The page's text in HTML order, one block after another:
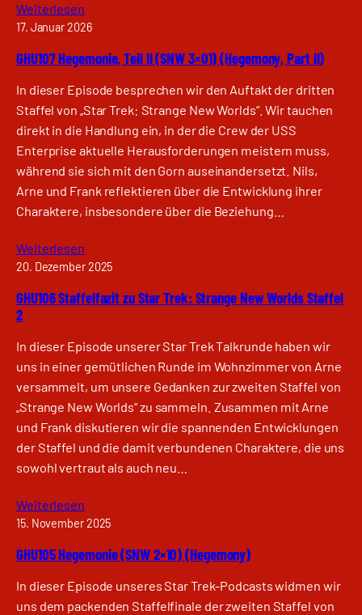
Weiterlesen
17. Januar 2026
GHU107 Hegemonie, Teil II (SNW 3×01) (Hegemony, Part II)
In dieser Episode besprechen wir den Auftakt der dritten
Staffel von „Star Trek: Strange New Worlds“. Wir tauchen
direkt in die Handlung ein, in der die Crew der USS
Enterprise aktuelle Herausforderungen meistern muss,
während sie sich mit den Gorn auseinandersetzt. Nils,
Arne und Frank reflektieren über die Entwicklung ihrer
Charaktere, insbesondere über die Beziehung…
Weiterlesen
20. Dezember 2025
GHU106 Staffelfazit zu Star Trek: Strange New Worlds Staffel
2
In dieser Episode unserer Star Trek Talkrunde haben wir
uns in einer gemütlichen Runde im Wohnzimmer von Arne
versammelt, um unsere Gedanken zur zweiten Staffel von
„Strange New Worlds“ zu sammeln. Zusammen mit Arne
und Frank diskutieren wir die spannenden Entwicklungen
der Staffel und die damit verbundenen Charaktere, die uns
sowohl vertraut als auch neu…
Weiterlesen
15. November 2025
GHU105 Hegemonie (SNW 2×10) (Hegemony)
In dieser Episode unseres Star Trek-Podcasts widmen wir
uns dem packenden Staffelfinale der zweiten Staffel von